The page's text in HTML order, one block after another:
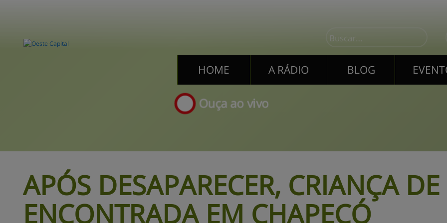
HOME A RÁDIO BLOG
Ouça ao vivo
APÓS DESAPARECER, CRIANÇA
ENCONTRADA EM CHAPECÓ